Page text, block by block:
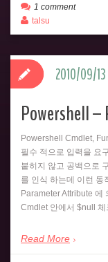
1 comment
talsu
Powershell
Powershell Cmdlet,
필수 적으로 입력을 요
붙히지 않고 공백으로
를 인식 하는데 이런 동
Parameter Attribute 에
Cmdlet 안에서 $null
Read More
2010/09/13